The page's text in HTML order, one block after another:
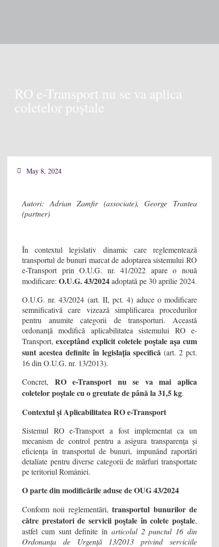
RO e-Transport nu se va aplica
coletelor poștale
May 8, 2024
Autori: Adrian Zamfir (associate), George Trantea
(partner)
În contextul legislativ dinamic care reglementează
transportul de bunuri marcat de adoptarea sistemului RO
e-Transport prin O.U.G. nr. 41/2022 apare o nouă
modificare: O.U.G. 43/2024adoptată pe 30 aprilie 2024.
O.U.G. nr. 43/2024 (art. II, pct. 4) aduce o modificare
semnificativă care vizează simplificarea procedurilor
pentru anumite categorii de transporturi. Această
ordonanță modifică aplicabilitatea sistemului RO e-
Transport, exceptând explicit coletele poștale așa cum
sunt acestea definite în legislația specifică(art. 2 pct.
16 din O.U.G. nr. 13/2013).
Concret, RO e-Transport nu se va mai aplica
coletelor poștale cu o greutate de până la 31,5 kg.
Contextul și Aplicabilitatea RO e-Transport
Sistemul RO e-Transport a fost implementat ca un
mecanism de control pentru a asigura transparența și
eficiența în transportul de bunuri, impunând raportări
detaliate pentru diverse categorii de mărfuri transportate
pe teritoriul României.
O parte din modificările aduse de OUG 43/2024
Conform noii reglementări,transportul bunurilor de
către prestatori de servicii poștale în colete poștale,
astfel cum sunt definite în articolul 2 punctul 16 din
Ordonanța de Urgență 13/2013 privind serviciile